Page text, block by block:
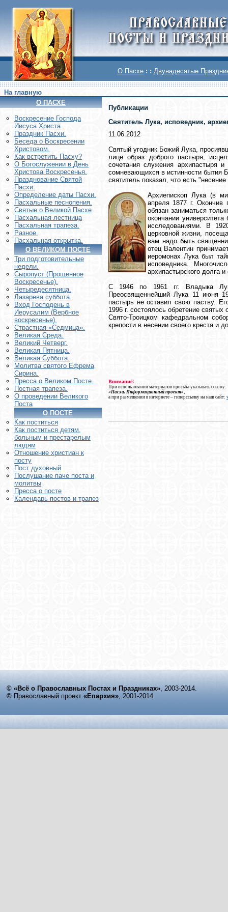
О Пасхе : : Двунадесятые
На главную
О ПАСХЕ
Воскреcение Господа
Иисуса Христа.
Праздник Пасхи.
Беседа о Воскресении
Христовом.
Как встретить Пасху?
О Богослужении в День
Христова Воскресенья.
Празднование Святой
Пасхи.
Определение даты Пасхи.
Пасхальные песнопения.
Святые о Великой Пасхе
Пасхальная лестница
Пасхальная трапеза.
Разное.
Пасхальная открытка.
О ВЕЛИКОМ ПОСТЕ
Три подготовительные
недели.
Сыропуст (Прощенное
Воскресенье).
Четыредесятница.
Лазарева суббота.
Вход Господень в
Иерусалим (Вербное
воскресенье).
Страстная «Седмица».
Великая Среда.
Великий Четверг.
Великая Пятница.
Великая Суббота.
Молитва святого Ефрема
Сирина.
Пресса о Великом Посте.
Постная трапеза.
О проведении Великого
Поста
О ПОСТЕ
Как поститься
Как поститься детям,
больным и престарелым
людям
Отношение христиан к
посту
Пост духовный
Послушание паче поста и
молитвы
Пресса о посте
Календарь постов и трапез
Публикации
Святитель Лука, исповедник,
11.06.2012
Святый угодник Божий Лука,
лице образ доброго пастыря,
сочетания служения архипастыря
сомневающихся в истинности бытия
святитель показал, что есть
Архиепископ Лука (в
апреля 1877 г.
обязан заниматься
окончании
исследованиями. В
церковной жизни,
вам надо быть
отец Валентин
иеромонах Лука был
исповедника.
архипастырского долга
С 1946 по 1961 гг. Владыка
Преосвященнейший Лука 11 июня
пастырь не оставил свою паству.
1996 г. состоялось обретение
Свято-Троицком кафедральном
крепости в несении своего креста и
Внимание!
При использовании материалов просьба указывать ссылку:
«Пасха. Информационный проект»,
а при размещении в интернете – гиперссылку на наш сайт:
© «Всё о Православных Постах и Праздниках», 2003-2014.
© Православный проект «Епархия», 2001-2014